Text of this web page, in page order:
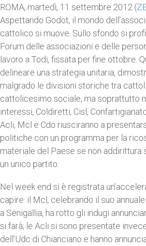
ROMA, martedì, 11 settembre 2012 (
Aspettando Godot, il mondo
cattolico si muove. Sullo sfondo si
Forum delle associazioni e delle
lavoro a Todi, fissata per fine ottobre.
delineare una strategia unitaria,
malgrado le divisioni storiche tra
cattolicesimo sociale, ma soprattutto
interessi, Coldiretti, Cisl,
Acli, Mcl e Cdo riusciranno a
politiche con un programma per la
materiale del Paese se non addirittura
un unico partito.
Nel week end si è registrata
capire: il Mcl, celebrando il suo
a Senigallia, ha rotto gli indugi
si farà; le Acli si sono presentate
dell’Udc di Chianciano e hanno